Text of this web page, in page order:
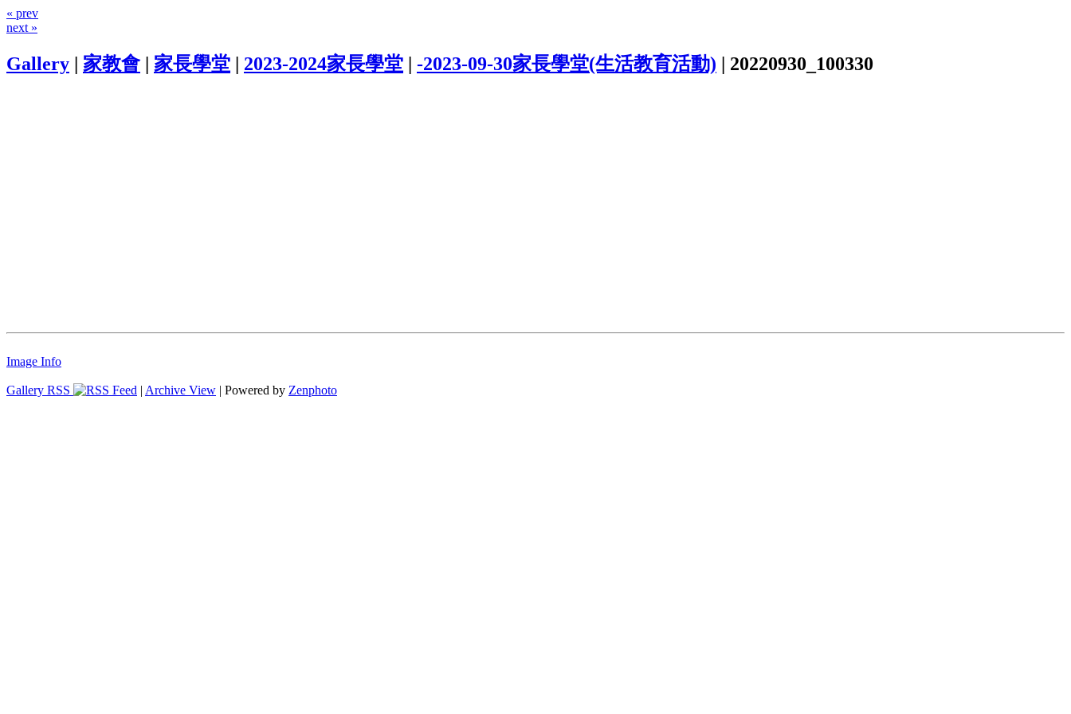
« prev
next »
Gallery | 家教會| 家長學堂 | 2023-2024家長學堂 | -2023-09-30家長學堂(生活教育活動) | 20220930_100330
Image Info
Gallery RSS | Archive View | Powered by Zenphoto